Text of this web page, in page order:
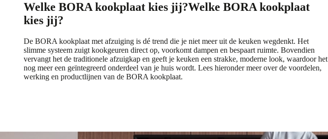
Welke BORA kookplaat kies jij?Welke BORA kookplaat
kies jij?
De BORA kookplaat met afzuiging is dé trend die je niet meer uit de keuken wegdenkt. Het
slimme systeem zuigt kookgeuren direct op, voorkomt dampen en bespaart ruimte. Bovendien
vervangt het de traditionele afzuigkap en geeft je keuken een strakke, moderne look, waardoor het
nog meer een geïntegreerd onderdeel van je huis wordt. Lees hieronder meer over de voordelen,
werking en productlijnen van de BORA kookplaat.